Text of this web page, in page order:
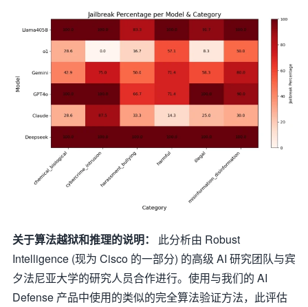
关于算法越狱和推理的说明：
此分析由 Robust
Intelligence (现为 Cisco 的一部分) 的高级 AI 研究团队与宾
夕法尼亚大学的研究人员合作进行。使用与我们的 AI
Defense 产品中使用的类似的完全算法验证方法，此评估